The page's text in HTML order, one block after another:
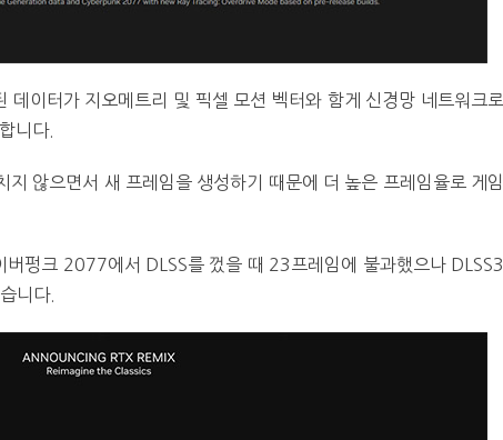
데이터가 지오메트리 및 픽셀 모션 벡터와 함게 신경망 네트워크로
니다.
지 않으면서 새 프레임을 생성하기 때문에 더 높은 프레임율로 게임
버펑크 2077에서 DLSS를 껐을 때 23프레임에 불과했으나 DLSS3
니다.